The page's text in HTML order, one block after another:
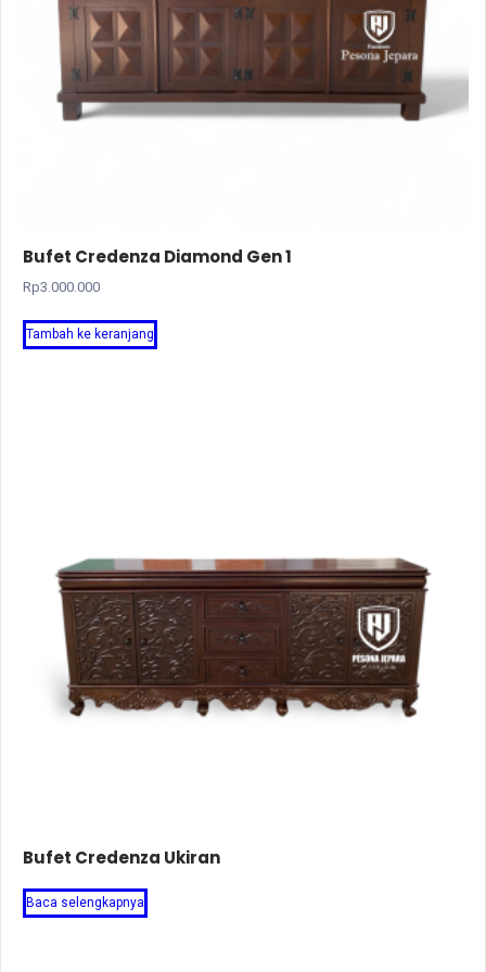
Bufet Credenza Diamond Gen 1
Rp3.000.000
Tambah ke keranjang
Bufet Credenza Ukiran
Baca selengkapnya